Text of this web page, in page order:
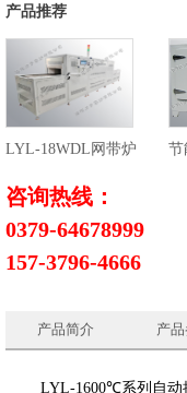
产品推荐
LYL-18WDL网带炉
咨询热线：
0379-64678999
157-3796-4666
产品简介 产
LYL-1 600℃系列自动